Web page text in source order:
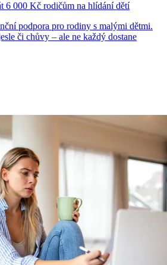
6 000 Kč rodičům na hlídání dětí
podpora pro rodiny s malými dětmi.
či chůvy – ale ne každý dostane